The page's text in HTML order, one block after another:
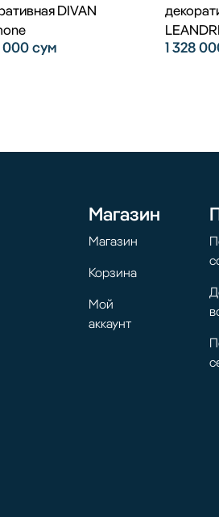
DIVAN
000сум 1 328
Магазин
Магазин
Корзина
Мой
аккаунт